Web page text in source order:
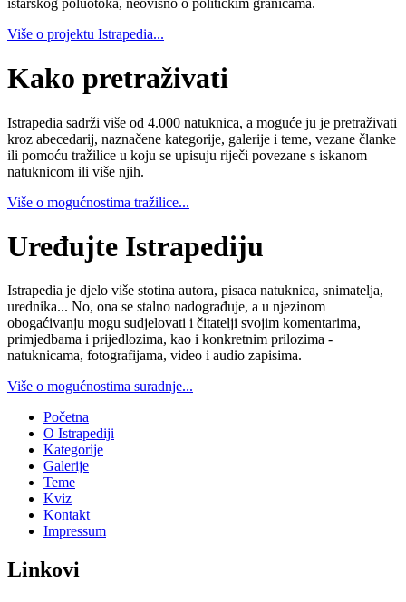
Više o projektu Istrapedia...
Kako pretraživati
Istrapedia sadrži više od 4.000 natuknica, a moguće ju je pretraživati
kroz abecedarij, naznačene kategorije, galerije i teme, vezane članke
ili pomoću tražilice u koju se upisuju riječi povezane s iskanom
natuknicom ili više njih.
Više o mogućnostima tražilice...
Uređujte Istrapediju
Istrapedia je djelo više stotina autora, pisaca natuknica, snimatelja,
urednika... No, ona se stalno nadograđuje, a u njezinom
obogaćivanju mogu sudjelovati i čitatelji svojim komentarima,
primjedbama i prijedlozima, kao i konkretnim prilozima -
natuknicama, fotografijama, video i audio zapisima.
Više o mogućnostima suradnje...
Početna
O Istrapediji
Kategorije
Galerije
Teme
Kviz
Kontakt
Impressum
Linkovi